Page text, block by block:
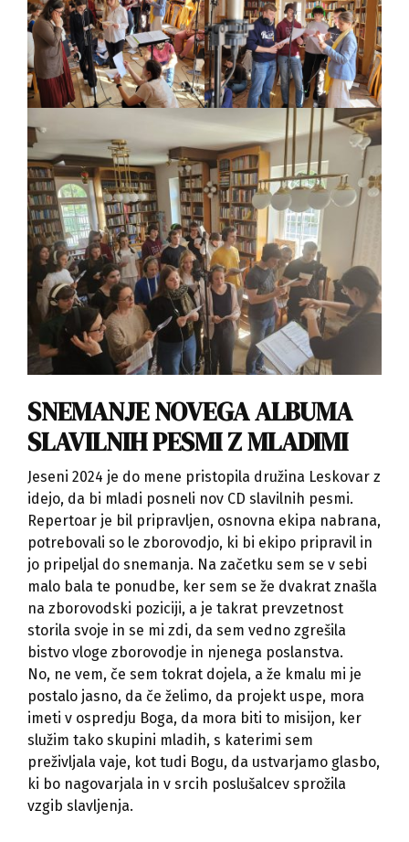
SNEMANJE NOVEGA ALBUMA
SLAVILNIH PESMI Z MLADIMI
Jeseni 2024 je do mene pristopila družina Leskovar z
idejo, da bi mladi posneli nov CD slavilnih pesmi.
Repertoar je bil pripravljen, osnovna ekipa nabrana,
potrebovali so le zborovodjo, ki bi ekipo pripravil in
jo pripeljal do snemanja. Na začetku sem se v sebi
malo bala te ponudbe, ker sem se že dvakrat znašla
na zborovodski poziciji, a je takrat prevzetnost
storila svoje in se mi zdi, da sem vedno zgrešila
bistvo vloge zborovodje in njenega poslanstva.
No, ne vem, če sem tokrat dojela, a že kmalu mi je
postalo jasno, da če želimo, da projekt uspe, mora
imeti v ospredju Boga, da mora biti to misijon, ker
služim tako skupini mladih, s katerimi sem
preživljala vaje, kot tudi Bogu, da ustvarjamo glasbo,
ki bo nagovarjala in v srcih poslušalcev sprožila
vzgib slavljenja.